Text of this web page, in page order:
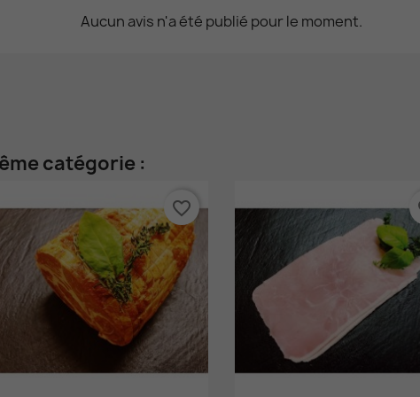
Aucun avis n'a été publié pour le moment.
catégorie :
favorite_border